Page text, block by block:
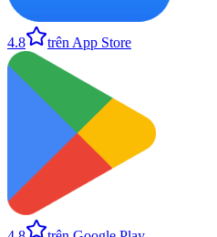
4.8 trên App Store